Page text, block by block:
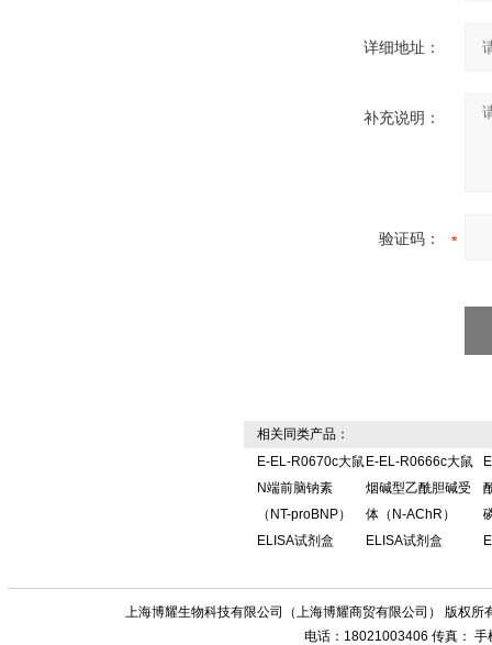
详细地址：
补充说明：
验证码：
相关同类产品：
E-EL-R0670c大鼠
N端前脑钠素
（NT-proBNP）
ELISA试剂盒
E-EL-R0666c大鼠
烟碱型乙酰胆碱受
体（N-AChR）
ELISA试剂盒
上海博耀生物科技有限公司（上海博耀商贸有限公司） 版权所
电话：18021003406 传真： 手